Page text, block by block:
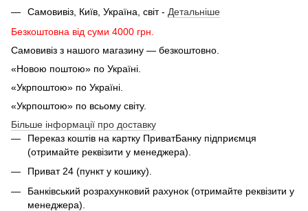
Самовивіз, Київ, Україна, світ - Детальніше
Безкоштовна від суми 4000 грн.
Самовивіз з нашого магазину — безкоштовно.
«Новою поштою» по Україні.
«Укрпоштою» по Україні.
«Укрпоштою» по всьому світу.
Більше інформації про доставку
Переказ коштів на картку ПриватБанку підприємця
(отримайте реквізити у менеджера).
Приват 24 (пункт у кошику).
Банківський розрахунковий рахунок (отримайте реквізити у
менеджера).